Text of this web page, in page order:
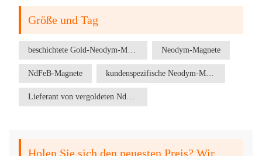
Größe und Tag
Neodym-Magnete
NdFeB-Magnete
Holen Sie sich den neuesten Preis? Wir